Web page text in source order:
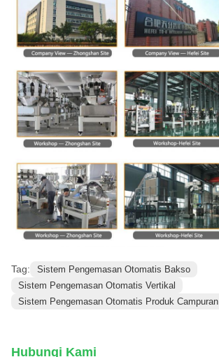
Tag:
Sistem Pengemasan Otomatis Bakso
Sistem Pengemasan Otomatis Vertikal
Sistem Pengemasan Otomatis Produk Campuran
Hubungi Kami